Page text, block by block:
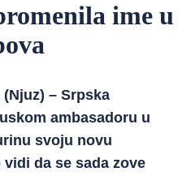
ime u
(Njuz) – Srpska
ambasadoru u
svoju novu
da se sada zove